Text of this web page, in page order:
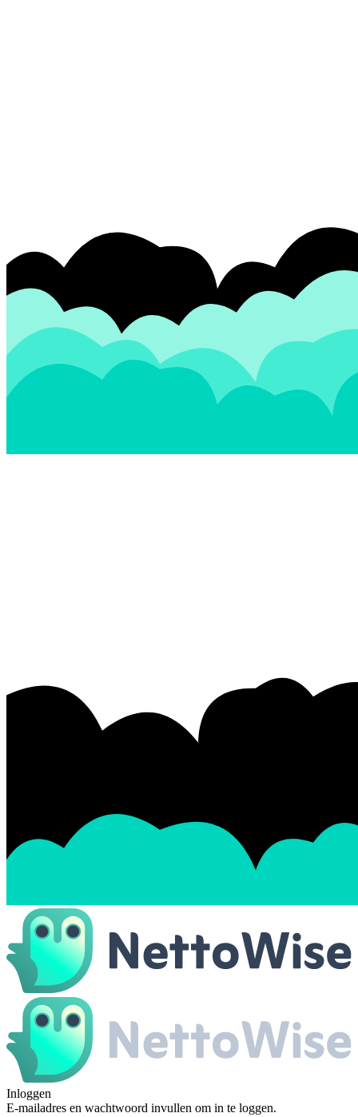
Inloggen
E-mailadres en wachtwoord invullen om in te loggen.